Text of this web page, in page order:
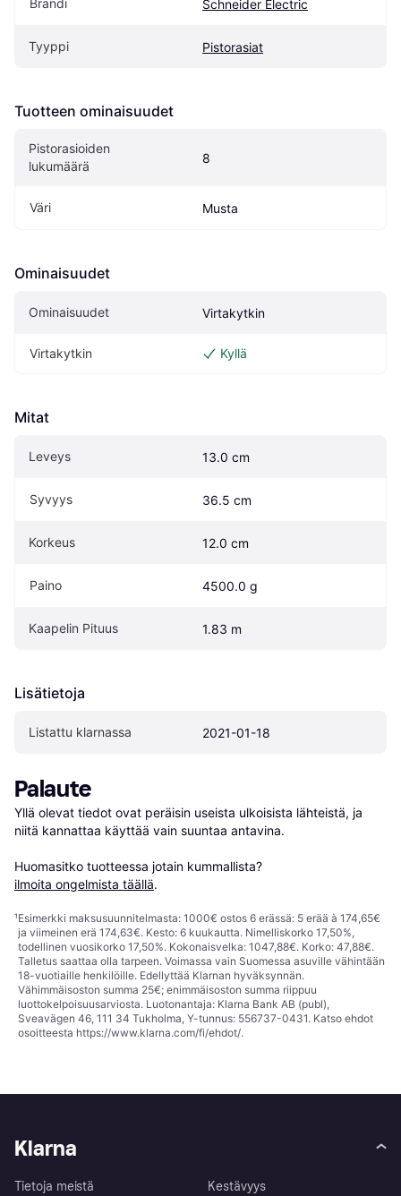
Brändi Schneider Electric
Tyyppi Pistorasiat
Tuotteen ominaisuudet
Pistorasioiden
lukumäärä
8
Väri Musta
Ominaisuudet
Ominaisuudet Virtakytkin
Virtakytkin Kyllä
Mitat
Leveys 13.0 cm
Syvyys 36.5 cm
Korkeus 12.0 cm
Paino 4500.0 g
Kaapelin Pituus 1.83 m
Lisätietoja
Listattu klarnassa 2021-01-18
Palaute
Yllä olevat tiedot ovat peräisin useista ulkoisista lähteistä, ja
niitä kannattaa käyttää vain suuntaa antavina.
Huomasitko tuotteessa jotain kummallista?
ilmoita ongelmista täällä.
¹Esimerkki maksusuunnitelmasta: 1000€ ostos 6 erässä: 5 erää à 174,65€
ja viimeinen erä 174,63€. Kesto: 6 kuukautta. Nimelliskorko 17,50%,
todellinen vuosikorko 17,50%. Kokonaisvelka: 1047,88€. Korko: 47,88€.
Talletus saattaa olla tarpeen. Voimassa vain Suomessa asuville vähintään
18-vuotiaille henkilöille. Edellyttää Klarnan hyväksynnän.
Vähimmäisoston summa 25€; enimmäisoston summa riippuu
luottokelpoisuusarviosta. Luotonantaja: Klarna Bank AB (publ),
Sveavägen 46, 111 34 Tukholma, Y-tunnus: 556737-0431. Katso ehdot
osoitteesta https://www.klarna.com/fi/ehdot/.
Klarna
Tietoja meistä
Kestävyys